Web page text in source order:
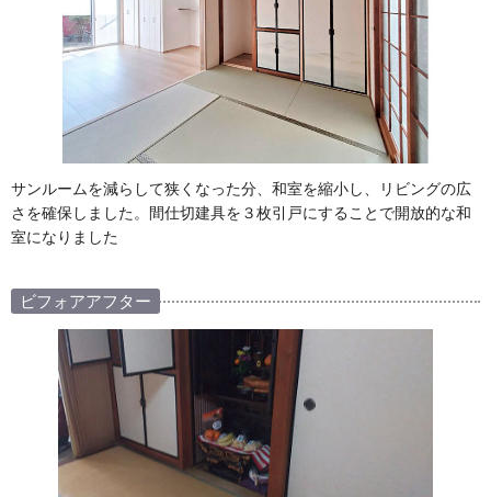
サンルームを減らして狭くなった分、和室を縮小し、リビングの広
さを確保しました。間仕切建具を３枚引戸にすることで開放的な和
室になりました
ビフォアアフター